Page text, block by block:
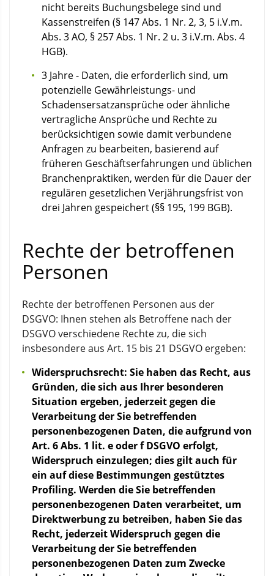
nicht bereits Buchungsbelege sind und
Kassenstreifen (§ 147 Abs. 1 Nr. 2, 3, 5 i.V.m.
Abs. 3 AO, § 257 Abs. 1 Nr. 2 u. 3 i.V.m. Abs. 4
HGB).
3 Jahre - Daten, die erforderlich sind, um
potenzielle Gewährleistungs- und
Schadensersatzansprüche oder ähnliche
vertragliche Ansprüche und Rechte zu
berücksichtigen sowie damit verbundene
Anfragen zu bearbeiten, basierend auf
früheren Geschäftserfahrungen und üblichen
Branchenpraktiken, werden für die Dauer der
regulären gesetzlichen Verjährungsfrist von
drei Jahren gespeichert (§§ 195, 199 BGB).
Rechte der betroffenen
Personen
Rechte der betroffenen Personen aus der
DSGVO: Ihnen stehen als Betroffene nach der
DSGVO verschiedene Rechte zu, die sich
insbesondere aus Art. 15 bis 21 DSGVO ergeben:
Widerspruchsrecht: Sie haben das Recht, aus
Gründen, die sich aus Ihrer besonderen
Situation ergeben, jederzeit gegen die
Verarbeitung der Sie betreffenden
personenbezogenen Daten, die aufgrund von
Art. 6 Abs. 1 lit. e oder f DSGVO erfolgt,
Widerspruch einzulegen; dies gilt auch für
ein auf diese Bestimmungen gestütztes
Profiling. Werden die Sie betreffenden
personenbezogenen Daten verarbeitet, um
Direktwerbung zu betreiben, haben Sie das
Recht, jederzeit Widerspruch gegen die
Verarbeitung der Sie betreffenden
personenbezogenen Daten zum Zwecke